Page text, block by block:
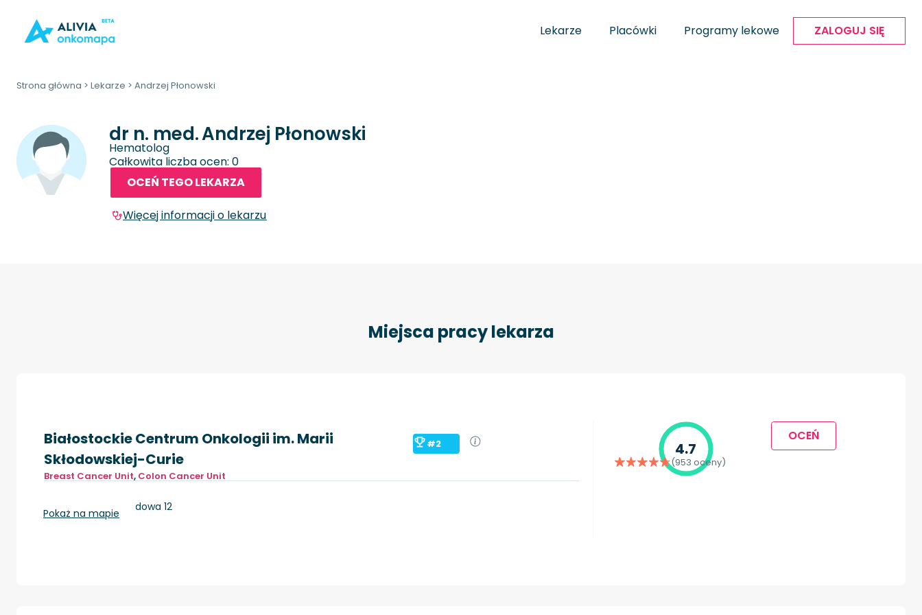
Lekarze Placówki Programy lekowe ZALOGUJ SIĘ
Strona główna > Lekarze > Andrzej Płonowski
dr n. med.Andrzej Płonowski
Hematolog
Całkowita liczba ocen: 0
OCEŃ TEGO LEKARZA
Więcej informacji o lekarzu
Miejsca pracy lekarza
Białostockie Centrum Onkologii im. Marii
Skłodowskiej-Curie
#2
Breast Cancer Unit, Colon Cancer Unit
Białystok, ul.Ogrodowa 12
Pokaż na mapie
4.7
(953 oceny)
OCEŃ